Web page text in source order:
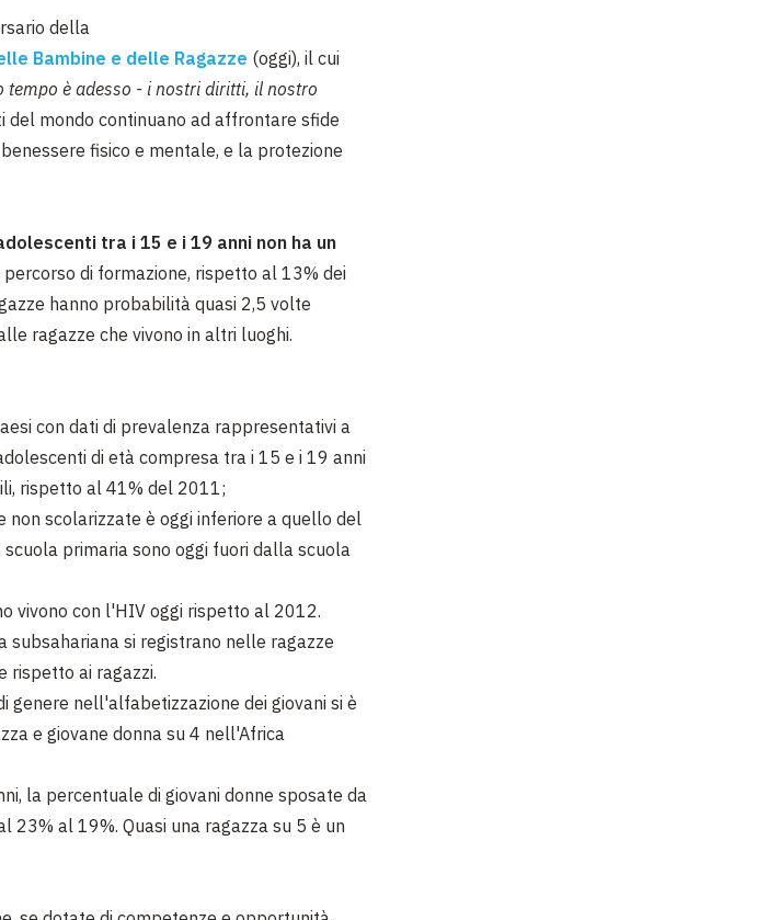
della
Bambine e delle Ragazze (oggi), il cui
tempo è adesso - i nostri diritti, il nostro
del mondo continuano ad affrontare sfide
fisico e mentale, e la protezione
tra i 15 e i 19 anni non ha un
di formazione, rispetto al 13% dei
hanno probabilità quasi 2,5 volte
ragazze che vivono in altri luoghi.
con dati di prevalenza rappresentativi a
di età compresa tra i 15 e i 19 anni
rispetto al 41% del 2011;
non scolarizzate è oggi inferiore a quello del
primaria sono oggi fuori dalla scuola
vivono con l'HIV oggi rispetto al 2012.
subsahariana si registrano nelle ragazze
rispetto ai ragazzi.
genere nell'alfabetizzazione dei giovani si è
e giovane donna su 4 nell'Africa
la percentuale di giovani donne sposate da
23% al 19%. Quasi una ragazza su 5 è un